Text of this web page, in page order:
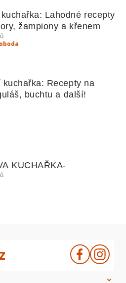
Lahodné recepty
žampiony a křenem
kuchařka: Recepty na
buchtu a další!
KUCHAŘKA-